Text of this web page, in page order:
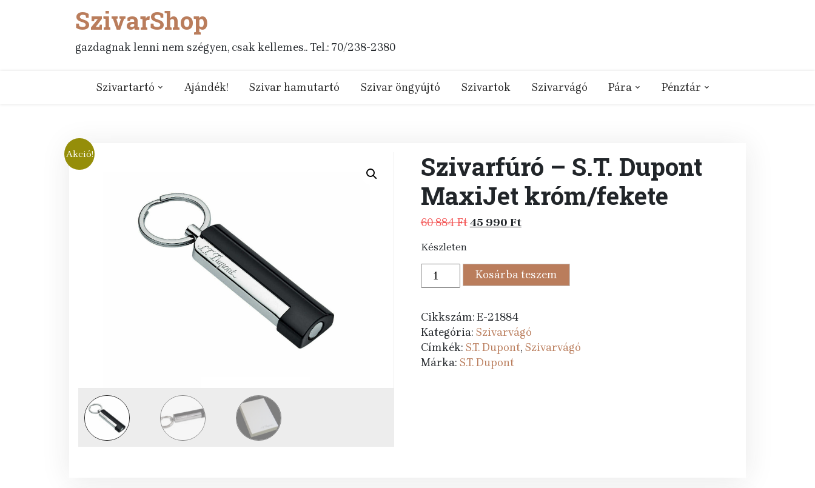
SzivarShop
gazdagnak lenni nem szégyen, csak kellemes.. Tel.: 70/238-2380
Szivartartó Ajándék! Szivar hamutartó Szivar öngyújtó Szivartok Szivarvágó Pára Pénztár
Akció!
Szivarfúró – S.T. Dupont
MaxiJet króm/fekete
60 884FtOriginal
60
884 Ft.
45 990 FtCurrent
45
990 Ft.
Készleten
Szivarfúró
-
Dupont
MaxiJet
króm/fekete
mennyiség
Kosárba teszem
Cikkszám:E-21884
Kategória: Szivarvágó
Címkék: S.T. Dupont, Szivarvágó
Márka: S.T. Dupont